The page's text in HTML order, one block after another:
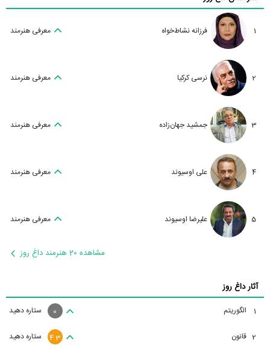
1 فرزانه نشاط‌خواه معرفی هنرمند
2 نرسی کرکیا معرفی هنرمند
3 جمشید جهان‌زاده معرفی هنرمند
4 علی اوسیوند معرفی هنرمند
5 علیرضا اوسیوند معرفی هنرمند
مشاهده 20 هنرمند داغ روز
آثار داغ روز
1 الگوریتم ستاره دهید 0
2 قانون ستاره دهید 4.3